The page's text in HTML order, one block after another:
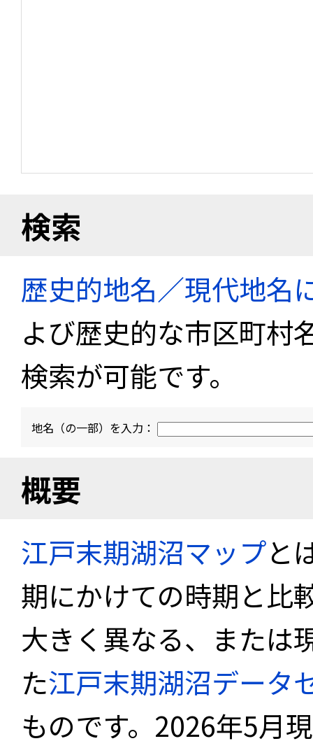
検索
歴史的地名／現代地名
よび歴史的な市区町村
検索が可能です。
地名（の一部）を入力：
概要
江戸末期湖沼マップと
期にかけての時期と比
大きく異なる、または
た江戸末期湖沼データ
ものです。2026年5月